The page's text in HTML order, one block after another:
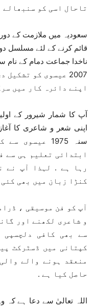
تاحال اسی کو سنبھالے
سعودیہ میں ملازمت کے
قائم کرنے کے لئے مسلسل
ناخدا جماعت دمام کے نام
2007 عیسوی کو
اپنے دائرہ کار میں
آپ کا شمار شیرور کے
اپنی شعر و شاعری کا
سنہ 1975
ابتدائی تعلیم ہی سے
رہا ہے . لہذا آپ نے
کنڑا زبان میں بھی
آپ کو فن موسیقی ،
و شاعری لکھنے اور
سے بھی کافی
کپتانی میں ڈسٹرکٹ
منعقد ہونے والے
حاصل کیا ہے .
اللہ تعالیٰ سے دعا ہے